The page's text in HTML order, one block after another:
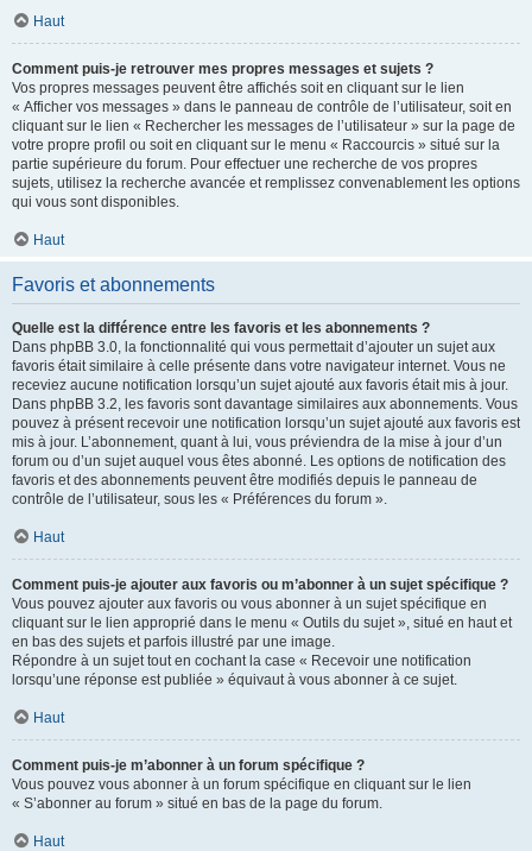
Haut
Comment puis-je retrouver mes propres messages et sujets ?
Vos propres messages peuvent être affichés soit en cliquant sur le lien
« Afficher vos messages » dans le panneau de contrôle de l’utilisateur, soit en
cliquant sur le lien « Rechercher les messages de l’utilisateur » sur la page de
votre propre profil ou soit en cliquant sur le menu « Raccourcis » situé sur la
partie supérieure du forum. Pour effectuer une recherche de vos propres
sujets, utilisez la recherche avancée et remplissez convenablement les options
qui vous sont disponibles.
Haut
Favoris et abonnements
Quelle est la différence entre les favoris et les abonnements ?
Dans phpBB 3.0, la fonctionnalité qui vous permettait d’ajouter un sujet aux
favoris était similaire à celle présente dans votre navigateur internet. Vous ne
receviez aucune notification lorsqu’un sujet ajouté aux favoris était mis à jour.
Dans phpBB 3.2, les favoris sont davantage similaires aux abonnements. Vous
pouvez à présent recevoir une notification lorsqu’un sujet ajouté aux favoris est
mis à jour. L’abonnement, quant à lui, vous préviendra de la mise à jour d’un
forum ou d’un sujet auquel vous êtes abonné. Les options de notification des
favoris et des abonnements peuvent être modifiés depuis le panneau de
contrôle de l’utilisateur, sous les « Préférences du forum ».
Haut
Comment puis-je ajouter aux favoris ou m’abonner à un sujet spécifique ?
Vous pouvez ajouter aux favoris ou vous abonner à un sujet spécifique en
cliquant sur le lien approprié dans le menu « Outils du sujet », situé en haut et
en bas des sujets et parfois illustré par une image.
Répondre à un sujet tout en cochant la case « Recevoir une notification
lorsqu’une réponse est publiée » équivaut à vous abonner à ce sujet.
Haut
Comment puis-je m’abonner à un forum spécifique ?
Vous pouvez vous abonner à un forum spécifique en cliquant sur le lien
« S’abonner au forum » situé en bas de la page du forum.
Haut